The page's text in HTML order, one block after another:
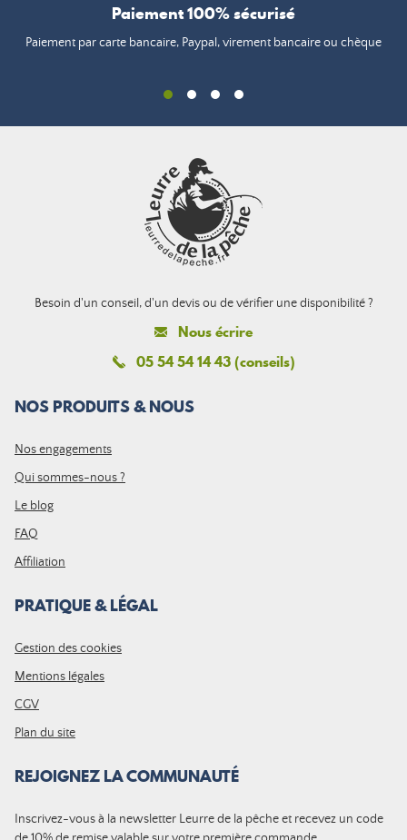
Paiement 100% sécurisé
Paiement par carte bancaire, Paypal, virement bancaire ou chèque
Besoin d'un conseil, d'un devis ou de vérifier une disponibilité ?
Nous écrire
05 54 54 14 43 (conseils)
NOS PRODUITS & NOUS
Nos engagements
Qui sommes-nous ?
Le blog
FAQ
Affiliation
PRATIQUE & LÉGAL
Gestion des cookies
Mentions légales
CGV
Plan du site
REJOIGNEZ LA COMMUNAUTÉ
Inscrivez-vous à la newsletter Leurre de la pêche et recevez un code